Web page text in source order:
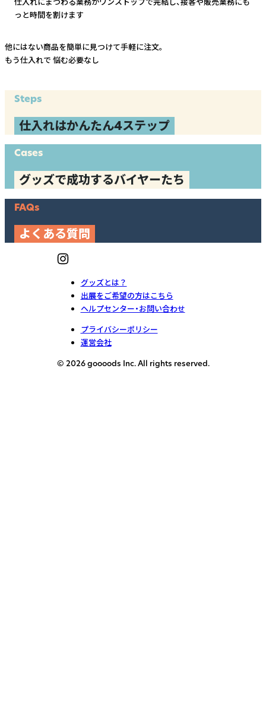
っと時間を割けます
他にはない商品を簡単に見つけて手軽に注文。
もう仕入れで 悩む必要なし
Steps
仕入れはかんたん4ステップ
Cases
グッズで成功するバイヤーたち
FAQs
よくある質問
グッズとは？
出展をご希望の方はこちら
ヘルプセンター・お問い合わせ
プライバシーポリシー
運営会社
© 2026 goooods Inc. All rights reserved.